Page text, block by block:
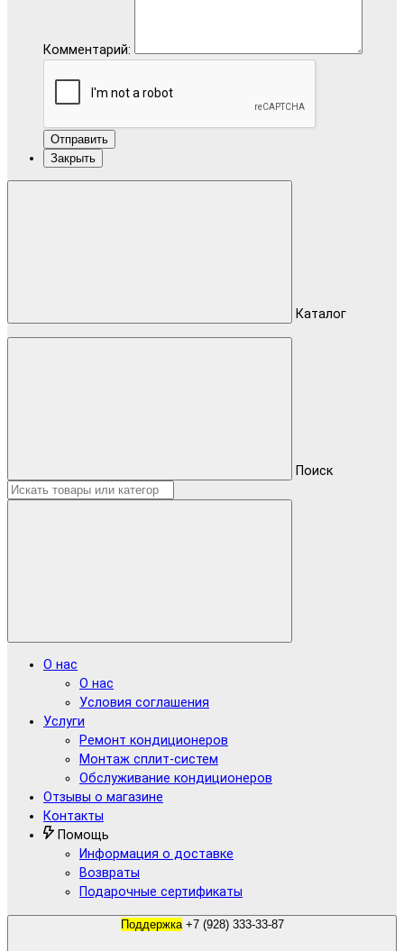
Комментарий:
Отправить
Закрыть
Каталог
Поиск
О нас
О нас
Условия соглашения
Услуги
Ремонт кондиционеров
Монтаж сплит-систем
Обслуживание кондиционеров
Отзывы о магазине
Контакты
Помощь
Информация о доставке
Возвраты
Подарочные сертификаты
Поддержка +7 (928) 333-33-87